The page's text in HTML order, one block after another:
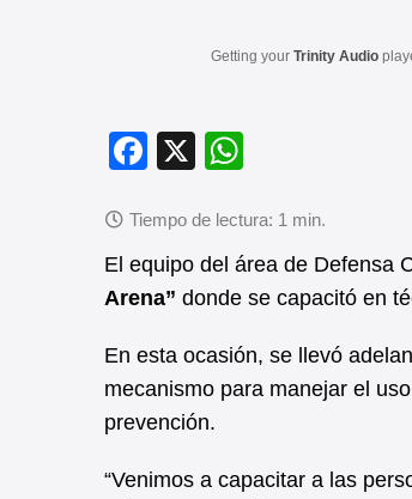
Getting your Trinity Audio
F
c
e
b
o
o
k
X
at
s
A
p
p
El equipo del área de Defensa
Arena” donde se capacitó en
En esta ocasión, se llevó
mecanismo para manejar el
prevención.
“Venimos a capacitar a las